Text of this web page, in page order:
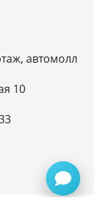
автомолл
10